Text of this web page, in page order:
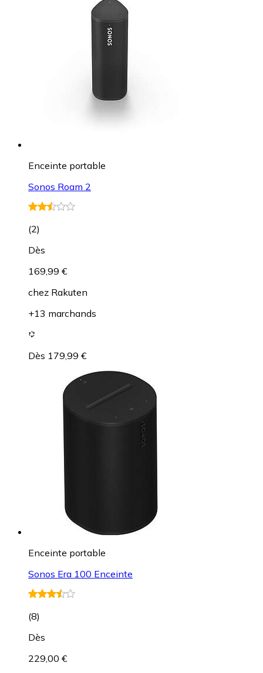
Enceinte portable
Sonos Roam 2
(2)
Dès
169,99 €
chez Rakuten
+13 marchands
Dès 179,99 €
Enceinte portable
Sonos Era 100 Enceinte
(8)
Dès
229,00 €